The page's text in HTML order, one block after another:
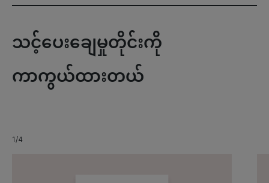
သင့်ပေးချေမှုတိုင်းကို
ကာကွယ်ထားတယ်
1/4